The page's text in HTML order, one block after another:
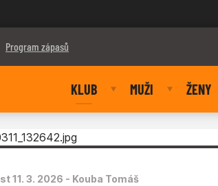
Program zápasů
KLUB MUŽI ŽENY
st 11. 3. 2026 - Kouba Tomáš